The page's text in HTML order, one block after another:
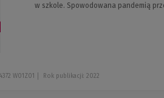
w szkole. Spowodowana pandemią
W01Z01 Rok publikacji: 2022